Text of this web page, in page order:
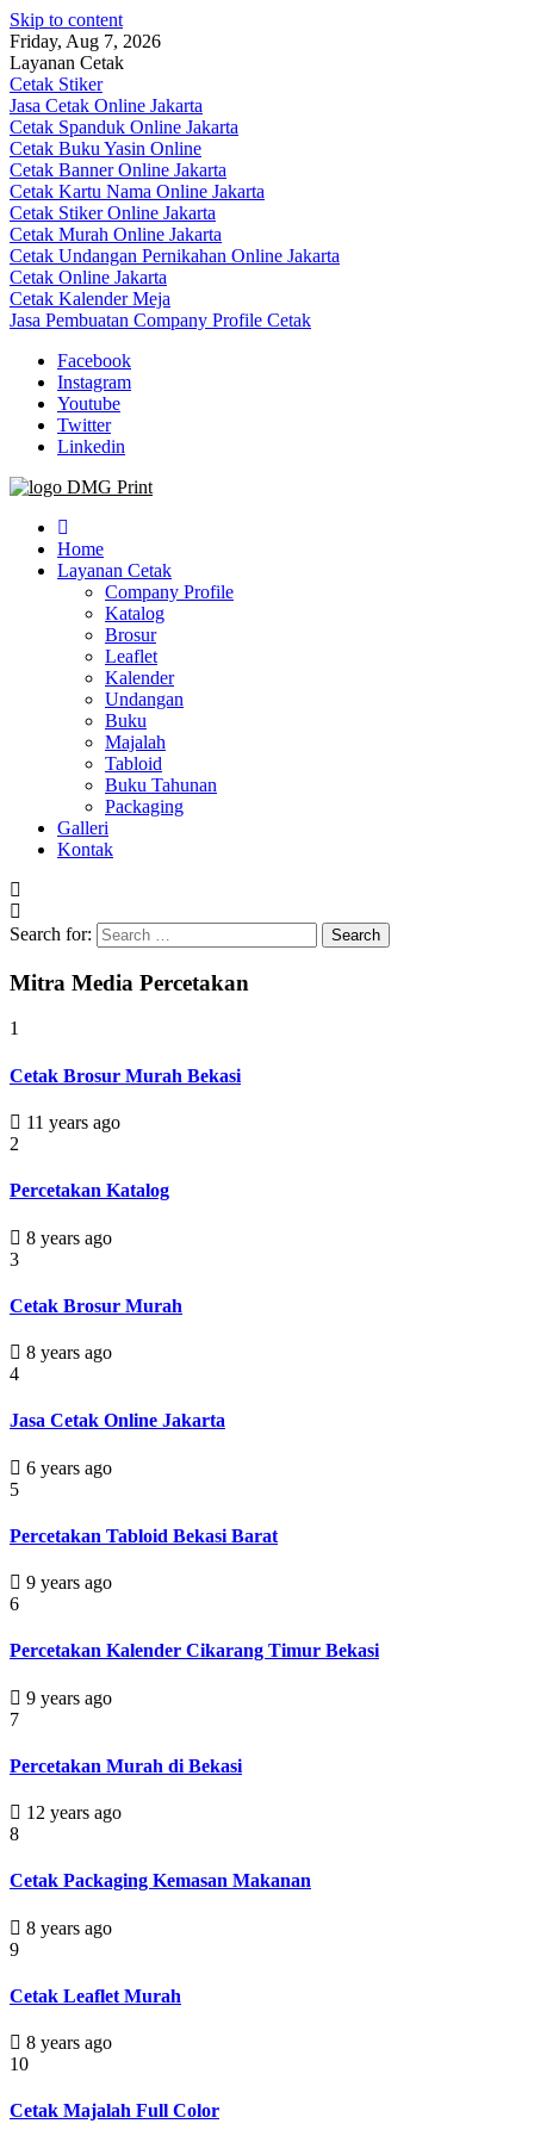
Skip to content
Friday, Aug 7, 2026
Layanan Cetak
Cetak Stiker
Jasa Cetak Online Jakarta
Cetak Spanduk Online Jakarta
Cetak Buku Yasin Online
Cetak Banner Online Jakarta
Cetak Kartu Nama Online Jakarta
Cetak Stiker Online Jakarta
Cetak Murah Online Jakarta
Cetak Undangan Pernikahan Online Jakarta
Cetak Online Jakarta
Cetak Kalender Meja
Jasa Pembuatan Company Profile Cetak
Facebook
Instagram
Youtube
Twitter
Linkedin
Jasa Cetak Online DMG Printing
Home
Layanan Cetak
Company Profile
Katalog
Brosur
Leaflet
Kalender
Undangan
Buku
Majalah
Tabloid
Buku Tahunan
Packaging
Galleri
Kontak
Search for:
Mitra Media Percetakan
1
Cetak Brosur Murah Bekasi
11 years ago
2
Percetakan Katalog
8 years ago
3
Cetak Brosur Murah
8 years ago
4
Jasa Cetak Online Jakarta
6 years ago
5
Percetakan Tabloid Bekasi Barat
9 years ago
6
Percetakan Kalender Cikarang Timur Bekasi
9 years ago
7
Percetakan Murah di Bekasi
12 years ago
8
Cetak Packaging Kemasan Makanan
8 years ago
9
Cetak Leaflet Murah
8 years ago
10
Cetak Majalah Full Color